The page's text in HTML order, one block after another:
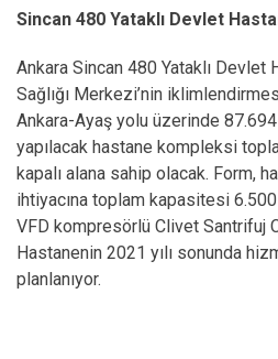
Sincan 480 Yataklı Devlet
Ankara Sincan 480 Yataklı Devlet
Sağlığı Merkezi’nin
Ankara-Ayaş yolu üzerinde
yapılacak hastane kompleksi
kapalı alana sahip olacak. Form,
ihtiyacına toplam kapasitesi
VFD kompresörlü Clivet Santrifuj
Hastanenin 2021 yılı sonunda
planlanıyor.